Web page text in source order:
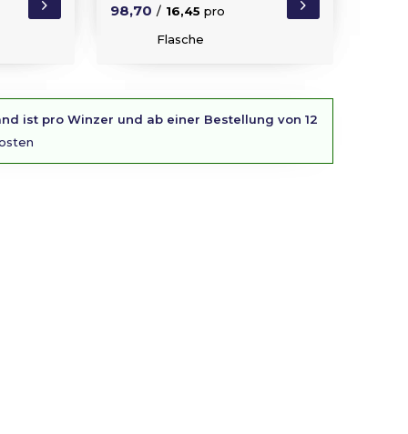
98,70 / 16,45 pro
Flasche
ist pro Winzer und ab einer Bestellung von 12